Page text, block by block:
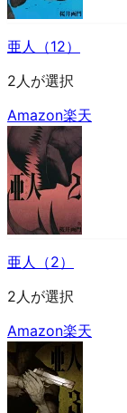
亜人（12）
2人が選択
Amazon楽天
亜人（2）
2人が選択
Amazon楽天